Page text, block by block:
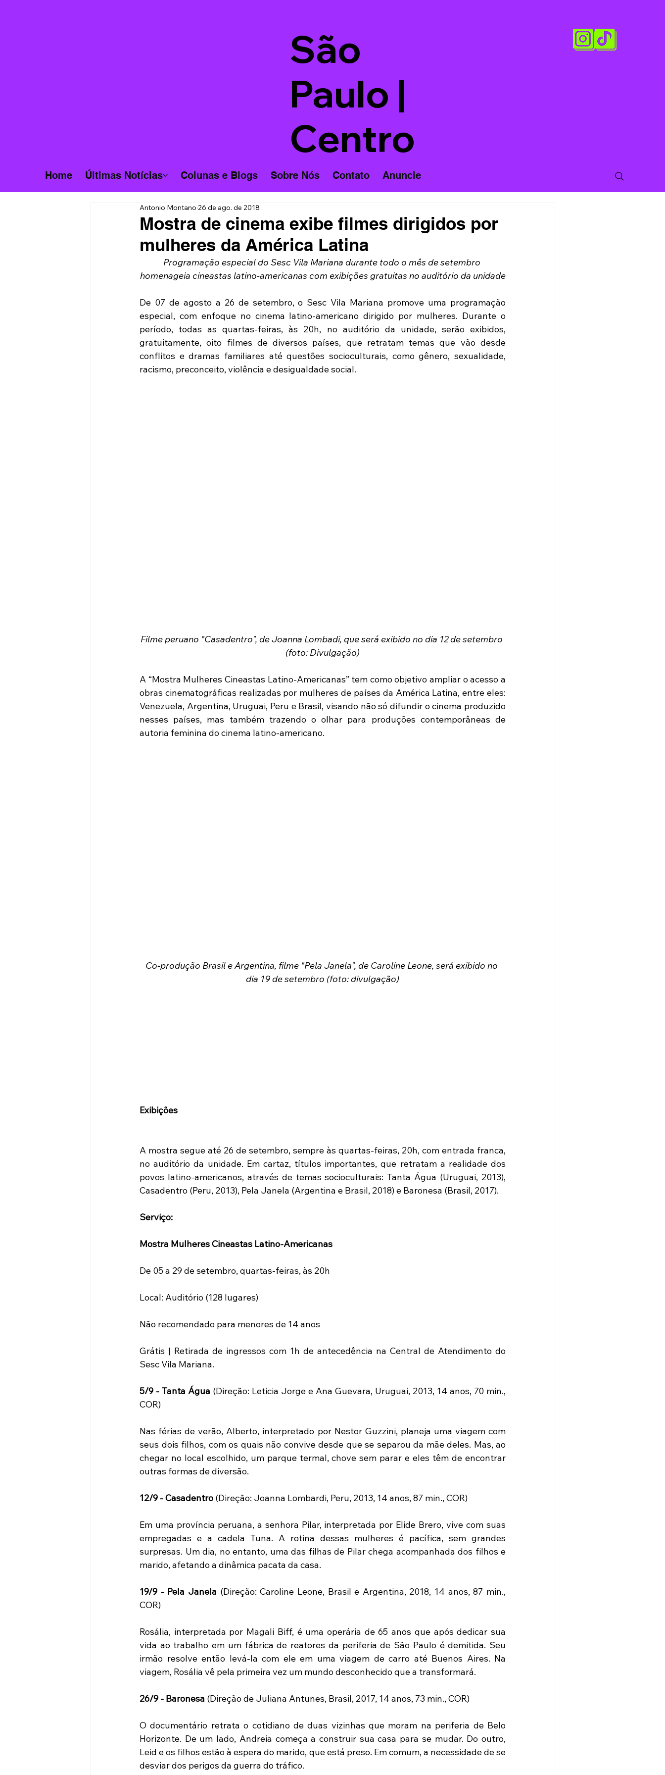
São
Paulo |
Centro
Home Últimas Notícias Colunas e Blogs Sobre Nós Contato Anuncie
Mostra de cinema exibe filmes dirigidos por
mulheres da América Latina
Antonio Montano 26 de ago. de 2018
Programação especial do Sesc Vila Mariana durante todo o mês de setembro
homenageia cineastas latino-americanas com exibições gratuitas no auditório da unidade
De 07 de agosto a 26 de setembro, o Sesc Vila Mariana promove uma programação
especial, com enfoque no cinema latino-americano dirigido por mulheres. Durante o
período, todas as quartas-feiras, às 20h, no auditório da unidade, serão exibidos,
gratuitamente, oito filmes de diversos países, que retratam temas que vão desde
conflitos e dramas familiares até questões socioculturais, como gênero, sexualidade,
racismo, preconceito, violência e desigualdade social.
Filme peruano "Casadentro", de Joanna Lombadi, que será exibido no dia 12 de setembro
(foto: Divulgação)
A “Mostra Mulheres Cineastas Latino-Americanas” tem como objetivo ampliar o acesso a
obras cinematográficas realizadas por mulheres de países da América Latina, entre eles:
Venezuela, Argentina, Uruguai, Peru e Brasil, visando não só difundir o cinema produzido
nesses países, mas também trazendo o olhar para produções contemporâneas de
autoria feminina do cinema latino-americano.
Co-produção Brasil e Argentina, filme "Pela Janela", de Caroline Leone, será exibido no
dia 19 de setembro (foto: divulgação)
Exibições
A mostra segue até 26 de setembro, sempre às quartas-feiras, 20h, com entrada franca,
no auditório da unidade. Em cartaz, títulos importantes, que retratam a realidade dos
povos latino-americanos, através de temas socioculturais: Tanta Água (Uruguai, 2013),
Casadentro (Peru, 2013), Pela Janela (Argentina e Brasil, 2018) e Baronesa (Brasil, 2017).
Serviço:
Mostra Mulheres Cineastas Latino-Americanas
De 05 a 29 de setembro, quartas-feiras, às 20h
Local: Auditório (128 lugares)
Não recomendado para menores de 14 anos
Grátis | Retirada de ingressos com 1h de antecedência na Central de Atendimento do
Sesc Vila Mariana.
5/9 - Tanta Água (Direção: Leticia Jorge e Ana Guevara, Uruguai, 2013, 14 anos, 70 min.,
COR)
Nas férias de verão, Alberto, interpretado por Nestor Guzzini, planeja uma viagem com
seus dois filhos, com os quais não convive desde que se separou da mãe deles. Mas, ao
chegar no local escolhido, um parque termal, chove sem parar e eles têm de encontrar
outras formas de diversão.
12/9 - Casadentro (Direção: Joanna Lombardi, Peru, 2013, 14 anos, 87 min., COR)
Em uma província peruana, a senhora Pilar, interpretada por Elide Brero, vive com suas
empregadas e a cadela Tuna. A rotina dessas mulheres é pacífica, sem grandes
surpresas. Um dia, no entanto, uma das filhas de Pilar chega acompanhada dos filhos e
marido, afetando a dinâmica pacata da casa.
19/9 - Pela Janela (Direção: Caroline Leone, Brasil e Argentina, 2018, 14 anos, 87 min.,
COR)
Rosália, interpretada por Magali Biff, é uma operária de 65 anos que após dedicar sua
vida ao trabalho em um fábrica de reatores da periferia de São Paulo é demitida. Seu
irmão resolve então levá-la com ele em uma viagem de carro até Buenos Aires. Na
viagem, Rosália vê pela primeira vez um mundo desconhecido que a transformará.
26/9 - Baronesa (Direção de Juliana Antunes, Brasil, 2017, 14 anos, 73 min., COR)
O documentário retrata o cotidiano de duas vizinhas que moram na periferia de Belo
Horizonte. De um lado, Andreia começa a construir sua casa para se mudar. Do outro,
Leid e os filhos estão à espera do marido, que está preso. Em comum, a necessidade de se
desviar dos perigos da guerra do tráfico.